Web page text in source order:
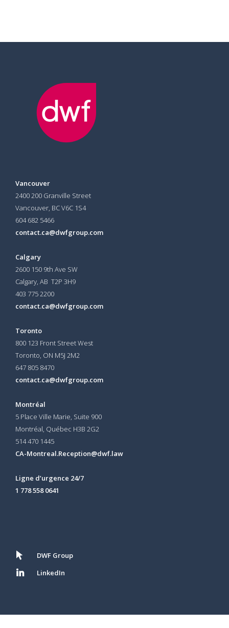
Vancouver
2400 200 Granville Street
Vancouver, BC V6C 1S4
604 682 5466
contact.ca@dwfgroup.com
Calgary
2600 150 9th Ave SW
Calgary, AB T2P 3H9
403 775 2200
contact.ca@dwfgroup.com
Toronto
800 123 Front Street West
Toronto, ON M5J 2M2
647 805 8470
contact.ca@dwfgroup.com
Montréal
5 Place Ville Marie, Suite 900
Montréal, Québec H3B 2G2
514 470 1445
CA-Montreal.Reception@dwf.law
Ligne d’urgence 24/7
1 778 558 0641
DWF Group
LinkedIn